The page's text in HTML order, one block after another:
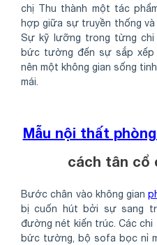
chị Thu thành một tác
hợp giữa sự truyền thống
Sự kỹ lưỡng trong từng
bức tường đến sự sắp
nên một không gian sống
mái.
Mẫu nội thất
cách tân cổ
Bước chân vào không gian
bị cuốn hút bởi sự sang
đường nét kiến trúc. Các
bức tường, bộ sofa bọc nỉ